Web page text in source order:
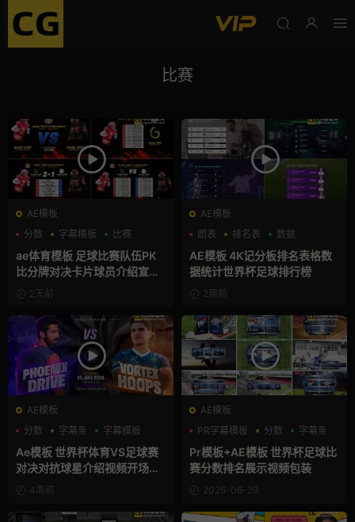
比赛
AE模板
分数
字幕模板 比赛
ae体育模板 足球比赛队伍PK
比分牌对决卡片球员介绍宣传
视频AE模板
2天前
AE模板
图表
排名表 数据
AE模板 4K记分板排名表格数
据统计世界杯足球排行榜
2周前
AE模板
分数
字幕条 字幕模板
Ae模板 世界杯体育VS足球赛
对决对抗球星介绍视频开场片
头 4周前
AE模板
PR字幕模板
分数 字幕条
Pr模板+AE模板 世界杯足球比
赛分数排名展示视频包装
2026-06-29